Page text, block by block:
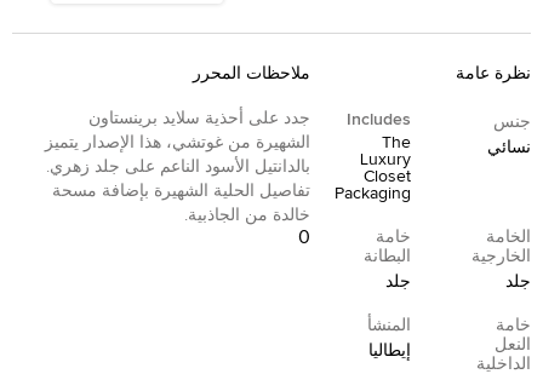
نظرة عامة
جنس
نسائي
Includes
The
Luxury
Closet
Packaging
الخامة
الخارجية
جلد
خامة
البطانة
جلد
خامة
النعل
الداخلية
المنشأ
إيطاليا
ملاحظات المحرر
جدد على أحذية سلايد برينستاون
الشهيرة من غوتشي، هذا الإصدار يتميز
بالدانتيل الأسود الناعم على جلد زهري.
تفاصيل الحلية الشهيرة بإضافة مسحة
خالدة من الجاذبية.
0